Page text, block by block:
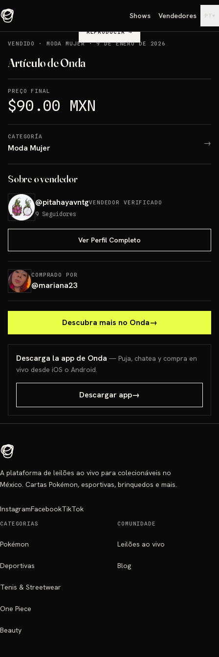
Shows Vendedores PT▾
REPRODUCIR→
VENDIDO
· MODA MUJER·9 DE ENERO DE 2026
Artículo de Onda
PREÇO FINAL
$90.00 MXN
CATEGORÍA
Moda Mujer →
Sobre o vendedor
@pitahayavntgVENDEDOR VERIFICADO
9 Seguidores
Ver Perfil Completo
COMPRADO POR
@mariana23
Descubra mais no Onda→
Descarga la app de Onda — Puja, chatea y compra en
vivo desde iOS o Android.
Descargar app→
A plataforma de leilões ao vivo para colecionáveis no
México. Cartas Pokémon, esportivas, brinquedos e mais.
InstagramFacebookTikTok
CATEGORIAS
Pokémon
Deportivas
Tenis & Streetwear
One Piece
Beauty
COMUNIDADE
Leilões ao vivo
Blog